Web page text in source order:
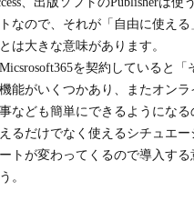
なので、それが「自由に使える
は大きな意味があります。
を契約していると「
能がいくつかあり、またオン
なども簡単にできるようになる
るだけでなく使えるシチュエー
トが変わってくるので導入する
。